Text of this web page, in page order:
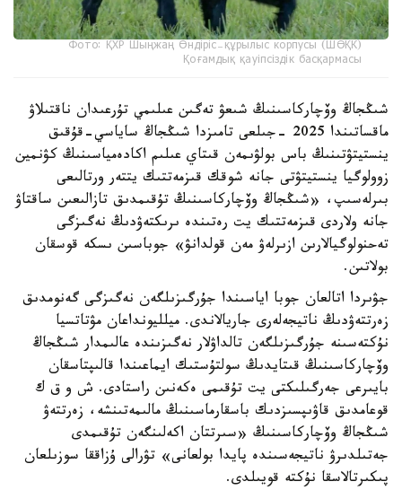
Фото: ҚХР Шыңжаң Өндіріс-құрылыс корпусы (ШӨҚК)
Қоғамдық қауіпсіздік басқармасы
شىڭجاڭ وۆچاركاسىنىڭ شىعۋ تەگىن عىلىمي تۇرعىدان ناقتىلاۋ
ماقساتىندا 2025 -جىلعى تامىزدا شىڭجاڭ ساياسي-قۇقىق
ينستيتۋتىنىڭ باس بولۋىمەن قىتاي عىلىم اكادەمياسىنىڭ كۋنمين
زوولوگيا ينستيتۋتى جانە شوقك قىزمەتتىك يتتەر ورتالىعى
بىرلەسىپ، «شىڭجاڭ وۆچاركاسىنىڭ تۇقىمدىق تازالىعىن ساقتاۋ
جانە ولاردى قىزمەتتىك يت رەتىندە ىرىكتەۋدىڭ نەگىزگى
تەحنولوگيالارىن ازىرلەۋ مەن قولدانۋ» جوباسىن ىسكە قوسقان
بولاتىن.
جۋىردا اتالعان جوبا اياسىندا جۇرگىزىلگەن نەگىزگى گەنومدىق
زەرتتەۋدىڭ ناتيجەلەرى جاريالاندى. ميلليونداعان مۋتاتسيا
نۇكتەسىنە جۇرگىزىلگەن تالداۋلار نەگىزىندە عالىمدار شىڭجاڭ
وۆچاركاسىنىڭ قىتايدىڭ سولتۇستىك ايماعىندا قالىپتاسقان
بايىرعى جەرگىلىكتى يت تۇقىمى ەكەنىن راستادى. ش و ق ك
قوعامدىق قاۋىپسىزدىك باسقارماسىنىڭ مالىمەتىنشە، زەرتتەۋ
شىڭجاڭ وۆچاركاسىنىڭ «سىرتتان اكەلىنگەن تۇقىمدى
جەتىلدىرۋ ناتيجەسىندە پايدا بولعانى» تۋرالى ۇزاققا سوزىلعان
پىكىرتالاسقا نۇكتە قويىلدى.